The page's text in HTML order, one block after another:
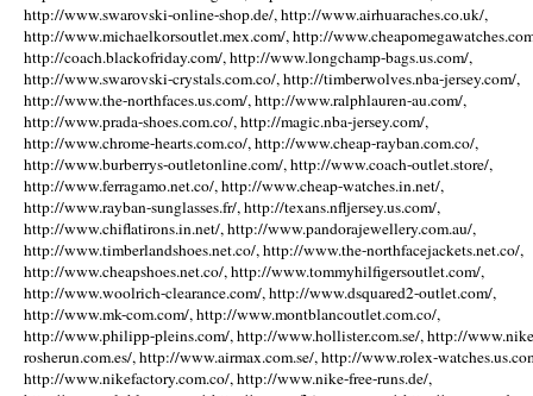
http://www.swarovski-online-shop.de/, http://www.airhuaraches.co.uk/,
http://www.michaelkorsoutlet.mex.com/, http://
http://coach.blackofriday.com/, http://www.longchamp-bags.us.com/,
http://www.swarovski-crystals.com.co/, http://timberwolves.nba-jersey.com/,
http://www.the-northfaces.us.com/, http://www.ralphlauren-au.com/,
http://www.prada-shoes.com.co/, http://magic.nba-jersey.com/,
http://www.chrome-hearts.com.co/, http://www.cheap-rayban.com.co/,
http://www.burberrys-outletonline.com/, http://www.coach-outlet.store/,
http://www.ferragamo.net.co/, http://www.cheap-watches.in.net/,
http://www.rayban-sunglasses.fr/, http://texans.nfljersey.us.com/,
http://www.chiflatirons.in.net/, http://www.pandorajewellery.com.au/,
http://www.timberlandshoes.net.co/, http://www.the-northfacejackets.net.co/,
http://www.cheapshoes.net.co/, http://www.tommyhilfigersoutlet.com/,
http://www.woolrich-clearance.com/, http://www.dsquared2-outlet.com/,
http://www.mk-com.com/, http://www.montblancoutlet.com.co/,
http://www.philipp-pleins.com/, http://www.hollister.com.se/, http://
rosherun.com.es/, http://www.airmax.com.se/, http://www.rolex-
http://www.nikefactory.com.co/, http://www.nike-free-runs.de/,